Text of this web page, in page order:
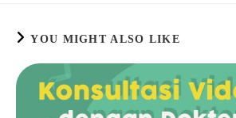
YOU MIGHT ALSO LIKE